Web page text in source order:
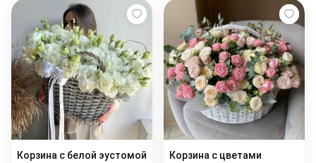
Корзина с белой эустомой
Корзина с цветами